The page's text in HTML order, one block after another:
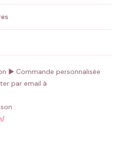
en France✅ Validation avant fabrication
► Commande personnalisée
par email à
: